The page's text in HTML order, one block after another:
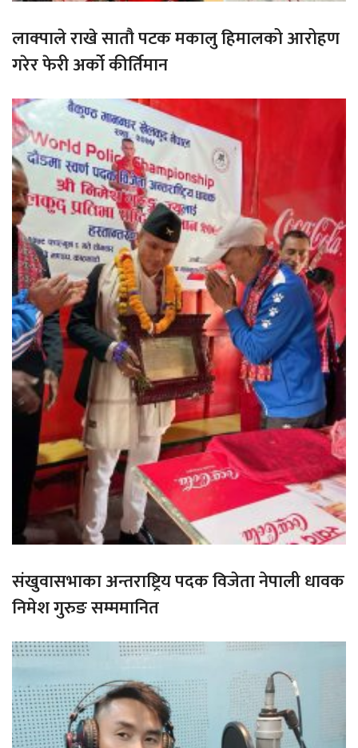
लाक्पाले राखे सातौ पटक मकालु हिमालको आरोहण
गरेर फेरी अर्को कीर्तिमान
संखुवासभाका अन्तराष्ट्रिय पदक विजेता नेपाली धावक
निमेश गुरुङ सम्ममानित